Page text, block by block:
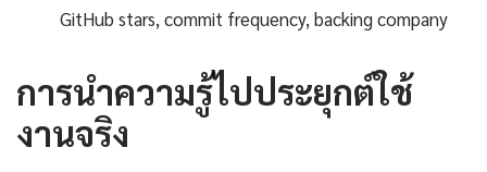
GitHub stars, commit frequency, backing company
การนำความรู้ไปประยุกต์ใช้
งานจริง